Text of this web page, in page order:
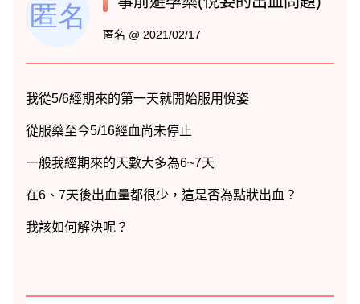
匿名 @ 2021/02/17